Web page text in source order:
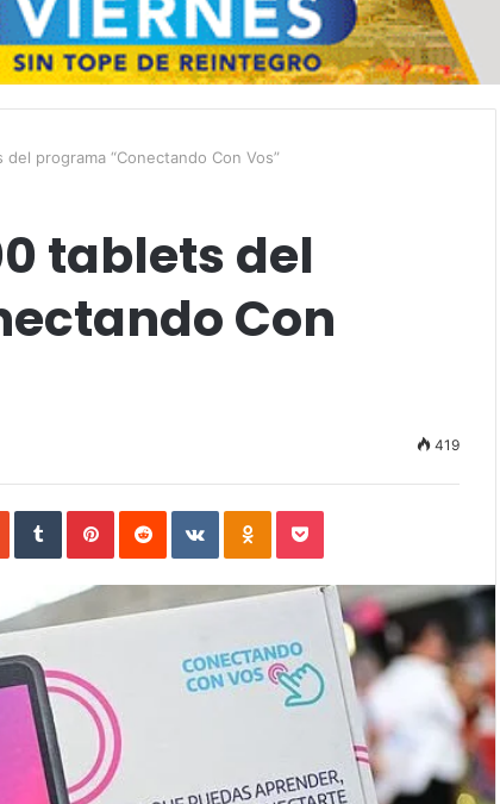
programa “Conectando Con Vos”
tablets del
Con
419
StumbleUpon
TumblrPinterestReddit VKontakteOdnoklassniki
Pocket